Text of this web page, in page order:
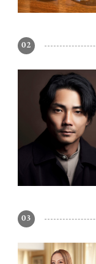
02
03